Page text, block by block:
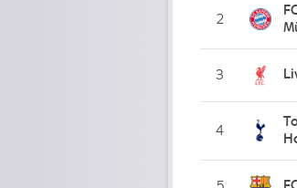
2
3
4